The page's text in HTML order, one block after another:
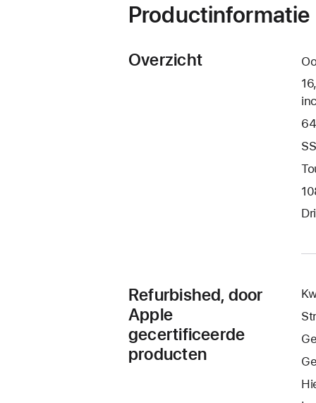
Productinformatie
Overzicht
Refurbished, door
Apple
gecertificeerde
producten